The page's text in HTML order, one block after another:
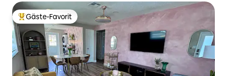
Beliebter Gäste-Favorit.
Gäste-Favorit